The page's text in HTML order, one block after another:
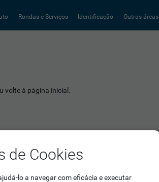
Rondas e Serviços Identificação Outras áreas
volte à página inicial.
de Cookies
lo a navegar com eficácia e executar